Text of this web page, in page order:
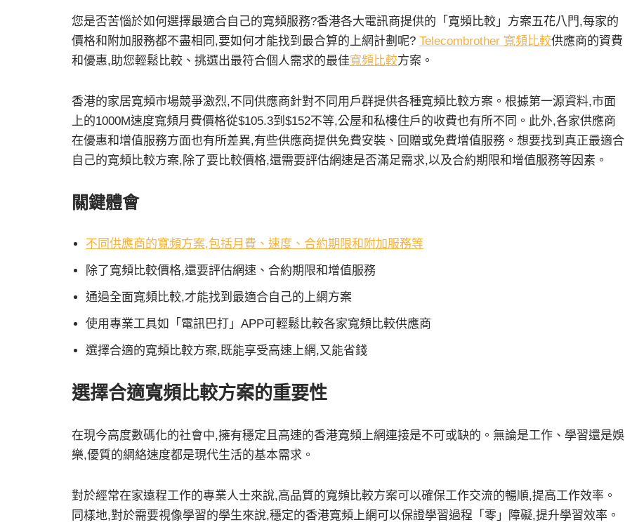
您是否苦惱於如何選擇最適合自己的寬頻服務?香港各大電訊商提供的「寬頻比較」方案五花八門,每家的
價格和附加服務都不盡相同,要如何才能找到最合算的上網計劃呢? Telecombrother 寬頻比較供應商的資費
和優惠,助您輕鬆比較、挑選出最符合個人需求的最佳寬頻比較方案。
香港的家居寬頻市場競爭激烈,不同供應商針對不同用戶群提供各種寬頻比較方案。根據第一源資料,市面
上的1000M速度寬頻月費價格從$105.3到$152不等,公屋和私樓住戶的收費也有所不同。此外,各家供應商
在優惠和增值服務方面也有所差異,有些供應商提供免費安裝、回贈或免費增值服務。想要找到真正最適合
自己的寬頻比較方案,除了要比較價格,還需要評估網速是否滿足需求,以及合約期限和增值服務等因素。
關鍵體會
不同供應商的寬頻方案,包括月費、速度、合約期限和附加服務等
除了寬頻比較價格,還要評估網速、合約期限和增值服務
通過全面寬頻比較,才能找到最適合自己的上網方案
使用專業工具如「電訊巴打」APP可輕鬆比較各家寬頻比較供應商
選擇合適的寬頻比較方案,既能享受高速上網,又能省錢
選擇合適寬頻比較方案的重要性
在現今高度數碼化的社會中,擁有穩定且高速的香港寬頻上網連接是不可或缺的。無論是工作、學習還是娛
樂,優質的網絡速度都是現代生活的基本需求。
對於經常在家遠程工作的專業人士來說,高品質的寬頻比較方案可以確保工作交流的暢順,提高工作效率 。
同樣地,對於需要視像學習的學生來說,穩定的香港寬頻上網可以保證學習過程「零」障礙,提升學習效率 。